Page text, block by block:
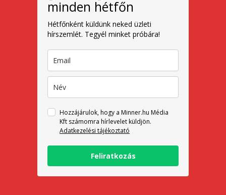
minden hétfőn
Hétfőnként küldünk neked üzleti
hírszemlét. Tegyél minket próbára!
Hozzájárulok, hogy a Minner.hu Média
Kft számomra hírlevelet küldjön.
Adatkezelési tájékoztató
Feliratkozás